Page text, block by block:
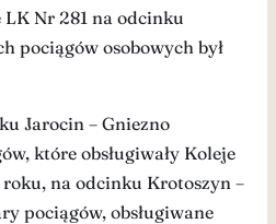
Nr 281 na odcinku
pociągów osobowych był
Jarocin – Gniezno
które obsługiwały Koleje
na odcinku Krotoszyn –
pociągów, obsługiwane